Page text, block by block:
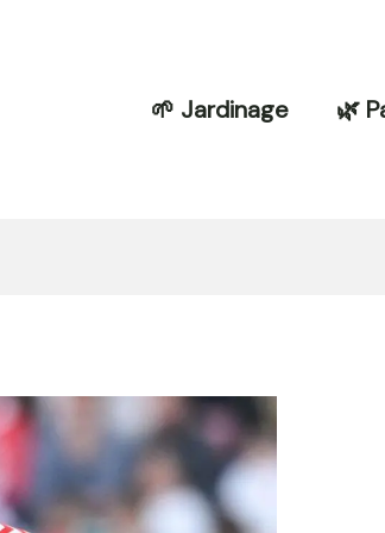
🌱 Jardinage 🌿